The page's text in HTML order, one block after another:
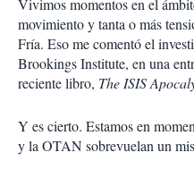
o
m
p
a
r
r
Vivimos momentos en el
movimiento y tanta o más
Fría. Eso me comentó el
Brookings Institute, en una
reciente libro, The ISIS
Y es cierto. Estamos en
y la OTAN sobrevuelan un